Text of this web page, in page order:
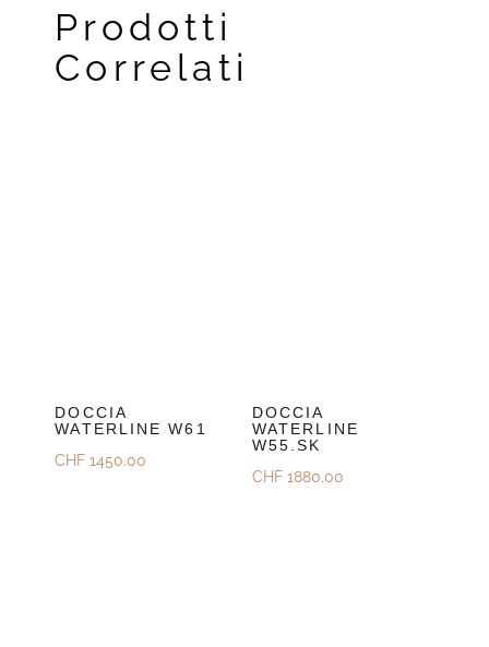
Prodotti
Correlati
DOCCIA
WATERLINE W61
CHF 1450.00
DOCCIA
WATERLINE
W55.SK
CHF1880.00